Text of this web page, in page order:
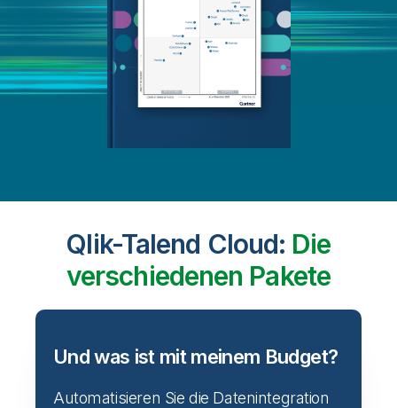
Qlik-Talend Cloud: Die
verschiedenen Pakete
Und was ist mit meinem Budget?
Automatisieren Sie die Datenintegration